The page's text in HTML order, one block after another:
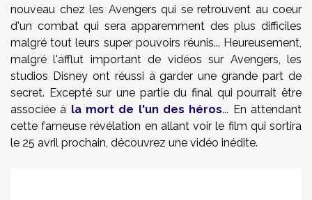
nouveau chez les Avengers qui se retrouvent au coeur
d'un combat qui sera apparemment des plus difficiles
malgré tout leurs super pouvoirs réunis... Heureusement,
malgré l'afflut important de vidéos sur Avengers, les
studios Disney ont réussi à garder une grande part de
secret. Excepté sur une partie du final qui pourrait être
associée à la mort de l'un des héros... En attendant
cette fameuse révélation en allant voir le film qui sortira
le 25 avril prochain, découvrez une vidéo inédite.